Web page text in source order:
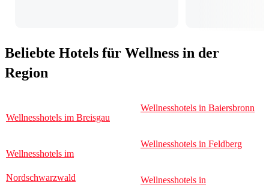
Beliebte Hotels für Wellness in der
Region
Wellnesshotels im Breisgau
Wellnesshotels im
Nordschwarzwald
Wellnesshotels in Baiersbronn
Wellnesshotels in Feldberg
Wellnesshotels in